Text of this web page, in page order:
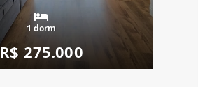
1 dorm
R$ 275.000